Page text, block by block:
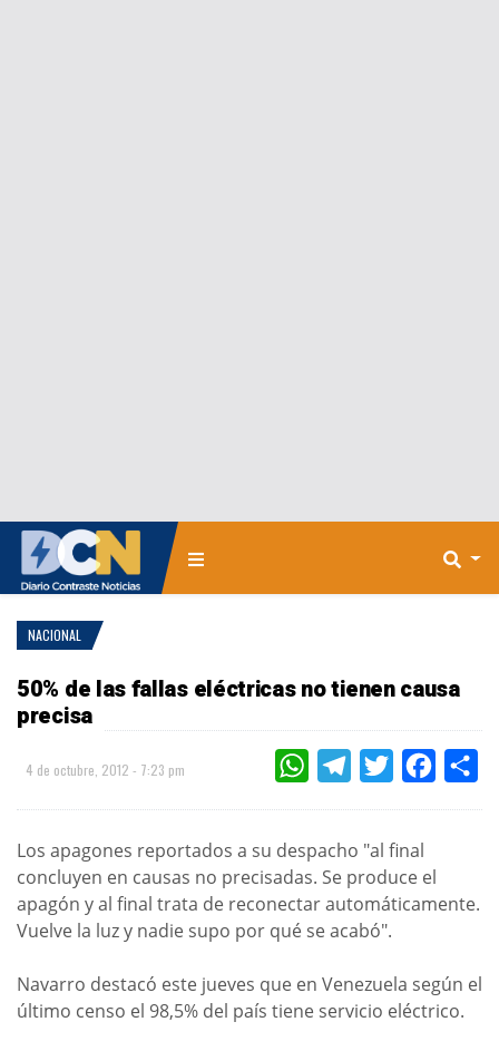
NACIONAL
50% de las fallas eléctricas no tienen causa
precisa
4 de octubre, 2012 - 7:23 pm WHATSAPPTELEGRAMTWITTER
Los apagones reportados a su despacho "al final
concluyen en causas no precisadas. Se produce el
apagón y al final trata de reconectar automáticamente.
Vuelve la luz y nadie supo por qué se acabó".
Navarro destacó este jueves que en Venezuela según el
último censo el 98,5% del país tiene servicio eléctrico.